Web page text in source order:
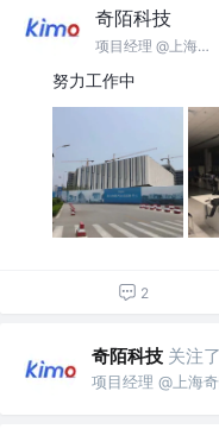
奇陌科技
项目经理 @上海奇陌科技有限公司
努力工作中
2
奇陌科技 关注
项目经理 @上海